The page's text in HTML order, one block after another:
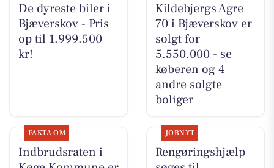
De dyreste biler i
Bjæverskov - Pris
op til 1.999.500
kr!
Kildebjergs Agre
70 i Bjæverskov er
solgt for
5.550.000 - se
køberen og 4
andre solgte
boliger
FAKTA OM
Indbrudsraten i
JOBNYT
Rengøringshjælp